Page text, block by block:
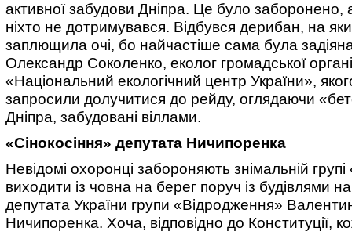
активної забудови Дніпра. Це було заборонено,
ніхто не дотримувався. Відбувся дерибан, на
заплющила очі, бо найчастіше сама була
Олександр Соколенко, еколог громадської
«Національний екологічний центр України»,
запросили долучитися до рейду, оглядаючи
Дніпра, забудовані віллами.
«Сінокосіння» депутата Ничипоренка
Невідомі охоронці забороняють знімальній
виходити із човна на берег поруч із будівлями
депутата України групи «Відродження»
Ничипоренка. Хоча, відповідно до Конституції,